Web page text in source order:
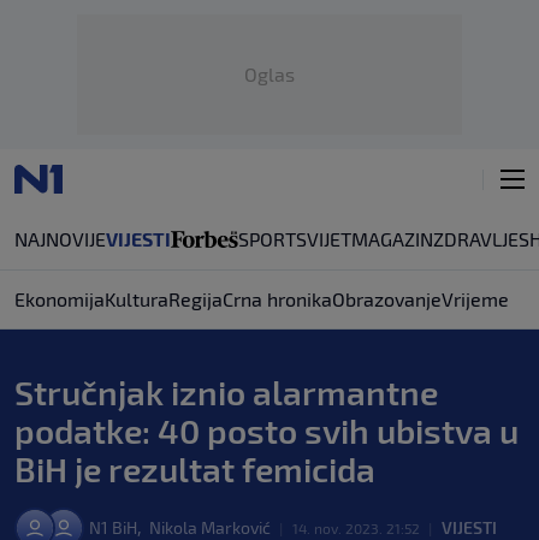
Oglas
NAJNOVIJEVIJESTI SPORTSVIJETMAGAZINZDRAVLJE
EkonomijaKulturaRegijaCrna hronikaObrazovanjeVrijeme
Stručnjak iznio alarmantne
podatke: 40 posto svih ubistva u
BiH je rezultat femicida
N1 BiH, Nikola Marković 14. nov. 2023. 21:52 VIJESTI